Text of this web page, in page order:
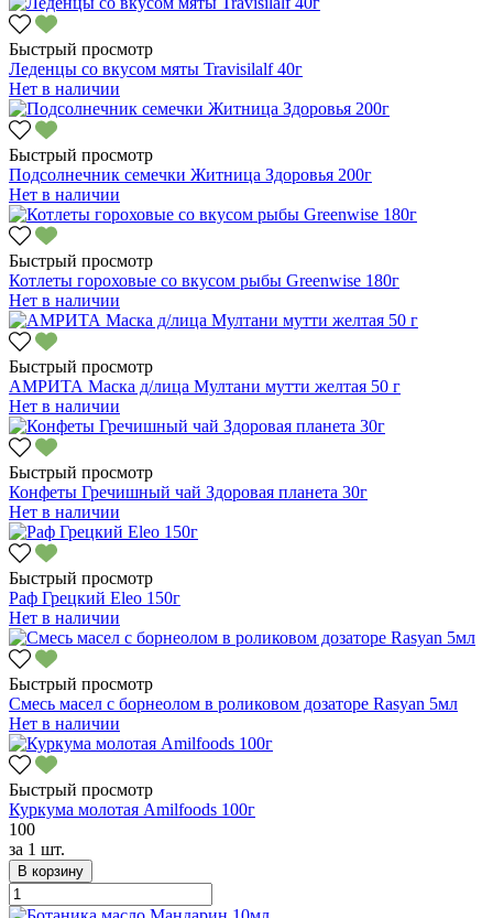
Быстрый просмотр
Леденцы со вкусом мяты Travisilalf 40г
Нет в наличии
Быстрый просмотр
Подсолнечник семечки Житница Здоровья 200г
Нет в наличии
Быстрый просмотр
Котлеты гороховые со вкусом рыбы Greenwise 180г
Нет в наличии
Быстрый просмотр
АМРИТА Маска д/лица Мултани мутти желтая 50 г
Нет в наличии
Быстрый просмотр
Конфеты Гречишный чай Здоровая планета 30г
Нет в наличии
Быстрый просмотр
Раф Грецкий Eleo 150г
Нет в наличии
Быстрый просмотр
Смесь масел с борнеолом в роликовом дозаторе Rasyan 5мл
Нет в наличии
Быстрый просмотр
Куркума молотая Amilfoods 100г
100
за 1 шт.
В корзину